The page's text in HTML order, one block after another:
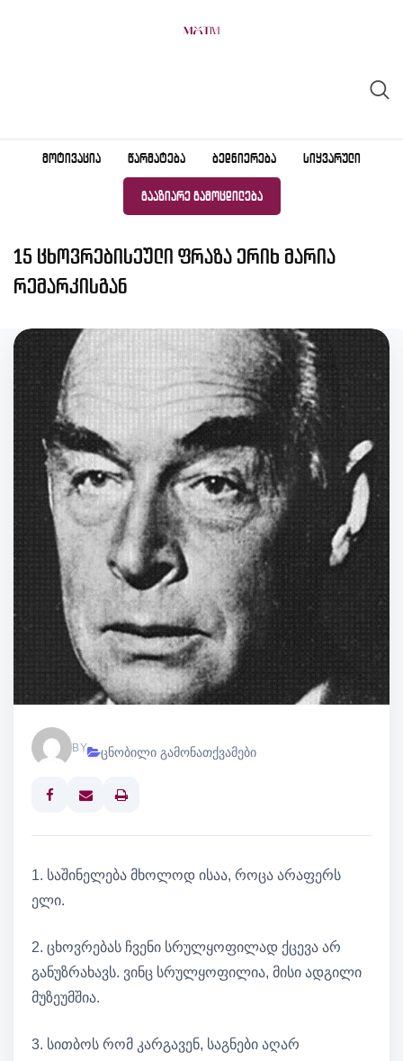
ᲛᲝᲢᲘᲕᲐᲪᲘᲐ ᲬᲐᲠᲛᲐᲢᲔᲑᲐ ᲑᲔᲓᲜᲘᲔᲠᲔᲑᲐ ᲡᲘᲧᲕᲐᲠᲣᲚᲘ
ᲒᲐᲐᲖᲘᲐᲠᲔ ᲒᲐᲛᲝᲪᲓᲘᲚᲔᲑᲐ
15 ცხოვრებისეული ფრაზა ერიხ მარია
რემარკისგან
BY ცნობილი გამონათქვამები
Print
1. საშინელება მხოლოდ ისაა, როცა არაფერს
ელი.
2. ცხოვრებას ჩვენი სრულყოფილად ქცევა არ
განუზრახავს. ვინც სრულყოფილია, მისი ადგილი
მუზეუმშია.
3. სითბოს რომ კარგავენ, საგნები აღარ